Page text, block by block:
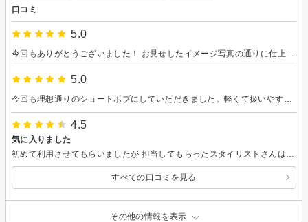
口コミ
5.0
5.0
4.5
気に入りました
すべての口コミを見る
その他の情報を表示